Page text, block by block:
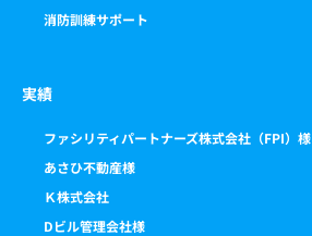
消防訓練サポート
実績
ファシリティパートナーズ株式会社（FPI）様
あさひ不動産様
Ｋ株式会社
Dビル管理会社様